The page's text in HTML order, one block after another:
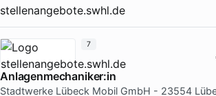
stellenangebote.swhl.de
Anlagenmechaniker:in
Stadtwerke Lübeck Mobil GmbH - 23554
7